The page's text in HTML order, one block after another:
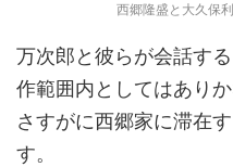
西郷隆盛と大久保
万次郎と彼らが会話す
作範囲内としてはあり
さすがに西郷家に滞在
す。